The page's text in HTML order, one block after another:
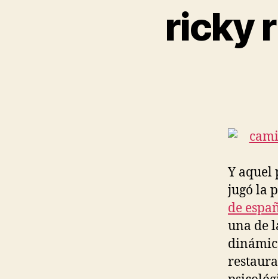
ricky
Y aquel
jugó la
de
una de